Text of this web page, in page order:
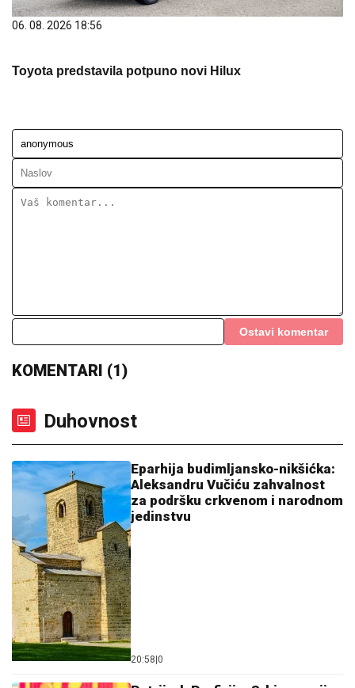
06. 08. 2026 18:56
Toyota predstavila potpuno novi Hilux
Ostavi komentar
KOMENTARI (1)
Duhovnost
Eparhija budimljansko-nikšićka:
Aleksandru Vučiću zahvalnost
za podršku crkvenom i narodnom
jedinstvu
20:58|0